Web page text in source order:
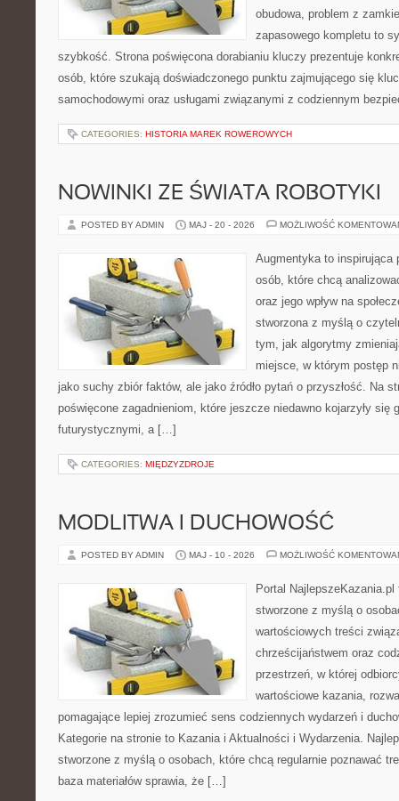
obudowa, problem z
zapasowego kompletu to
szybkość. Strona poświęcona dorabianiu kluczy prezentuje
osób, które szukają doświadczonego punktu zajmującego się
samochodowymi oraz usługami związanymi z codziennym
CATEGORIES: HISTORIA MAREK ROWEROWYCH
NOWINKI ZE ŚWIATA ROBOTYKI
POSTED BY ADMIN MAJ - 20 - 2026 MOŻLIWOŚĆ
Augmentyka to inspirująca
osób, które chcą
oraz jego wpływ na
stworzona z myślą o
tym, jak algorytmy
miejsce, w którym postęp
jako suchy zbiór faktów, ale jako źródło pytań o przyszłość. Na
poświęcone zagadnieniom, które jeszcze niedawno kojarzyły się
futurystycznymi, a […]
CATEGORIES: MIĘDZYZDROJE
MODLITWA I DUCHOWOŚĆ
POSTED BY ADMIN MAJ - 10 - 2026 MOŻLIWOŚĆ
Portal
stworzone z myślą o
wartościowych treści
chrześcijaństwem oraz
przestrzeń, w której
wartościowe kazania,
pomagające lepiej zrozumieć sens codziennych wydarzeń i
Kategorie na stronie to Kazania i Aktualności i Wydarzenia.
stworzone z myślą o osobach, które chcą regularnie poznawać
baza materiałów sprawia, że […]